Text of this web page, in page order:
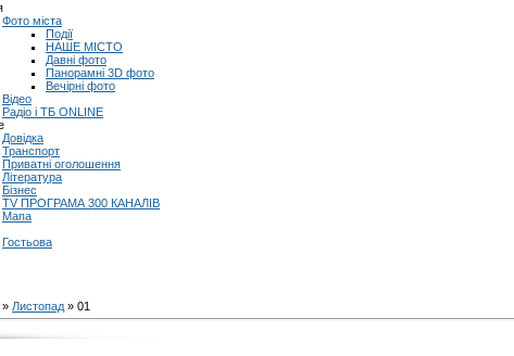
Фото міста
Події
НАШЕ МІСТО
Давні фото
Панорамні 3D фото
Вечірні фото
Відео
Радіо і ТБ ONLINE
Довідка
Транспорт
Приватні оголошення
Література
Бізнес
TV ПРОГРАМА 300 КАНАЛІВ
Мапа
Гостьова
» Листопад » 01